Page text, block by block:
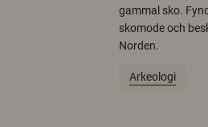
gammal sko.
skomode och
Norden.
Arkeologi